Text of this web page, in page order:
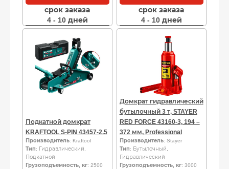
срок заказа
4 - 10 дней
срок заказа
4 - 10 дней
Подкатной домкрат
KRAFTOOL S-PIN 43457-2.5
Производитель: Kraftool
Тип: Гидравлический,
Подкатной
Грузоподъемность, кг: 2500
Домкрат гидравлический
бутылочный 3 т, STAYER
RED FORCE 43160-3, 194 –
372 мм, Professional
Производитель: Stayer
Тип: Бутылочный,
Гидравлический
Грузоподъемность, кг: 3000